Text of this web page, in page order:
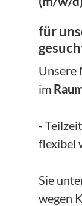
für
Unsere
im
-
flexibel
Sie
wegen